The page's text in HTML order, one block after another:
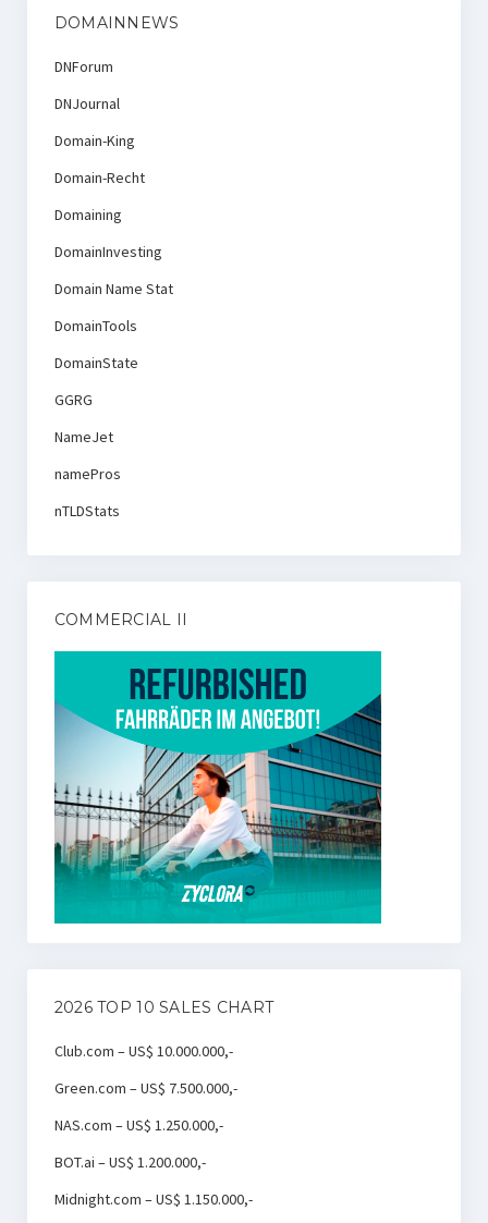
DOMAINNEWS
DNForum
DNJournal
Domain-King
Domain-Recht
Domaining
DomainInvesting
Domain Name Stat
DomainTools
DomainState
GGRG
NameJet
namePros
nTLDStats
COMMERCIAL II
2026 TOP 10 SALES CHART
Club.com – US$ 10.000.000,-
Green.com – US$ 7.500.000,-
NAS.com – US$ 1.250.000,-
BOT.ai – US$ 1.200.000,-
Midnight.com – US$ 1.150.000,-